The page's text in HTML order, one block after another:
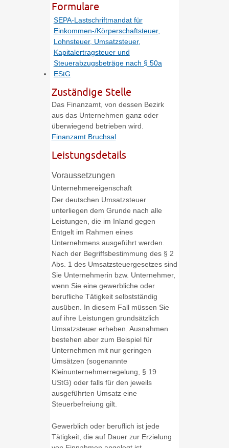
Formulare
SEPA-Lastschriftmandat für
Einkommen-/Körperschaftsteuer,
Lohnsteuer, Umsatzsteuer,
Kapitalertragsteuer und
Steuerabzugsbeträge nach § 50a
EStG
Zuständige Stelle
Das Finanzamt, von dessen Bezirk
aus das Unternehmen ganz oder
überwiegend betrieben wird.
Finanzamt Bruchsal
Leistungsdetails
Voraussetzungen
Unternehmereigenschaft
Der deutschen Umsatzsteuer
unterliegen dem Grunde nach alle
Leistungen, die im Inland gegen
Entgelt im Rahmen eines
Unternehmens ausgeführt werden.
Nach der Begriffsbestimmung des § 2
Abs. 1 des Umsatzsteuergesetzes sind
Sie Unternehmerin bzw. Unternehmer,
wenn Sie eine gewerbliche oder
berufliche Tätigkeit selbstständig
ausüben. In diesem Fall müssen Sie
auf ihre Leistungen grundsätzlich
Umsatzsteuer erheben. Ausnahmen
bestehen aber zum Beispiel für
Unternehmen mit nur geringen
Umsätzen (sogenannte
Kleinunternehmerregelung, § 19
UStG) oder falls für den jeweils
ausgeführten Umsatz eine
Steuerbefreiung gilt.
Gewerblich oder beruflich ist jede
Tätigkeit, die auf Dauer zur Erzielung